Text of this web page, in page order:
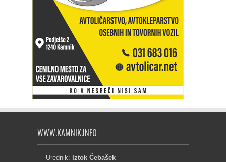
WWW.KAMNIK.INFO
Urednik: Iztok Čebašek